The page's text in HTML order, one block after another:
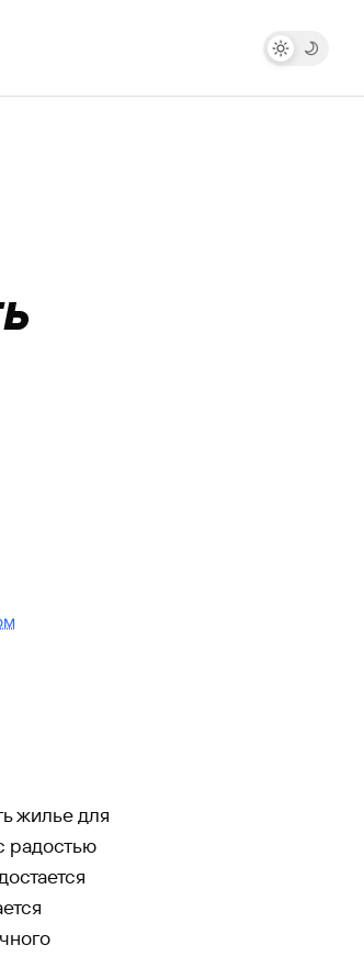
жилье для
радостью